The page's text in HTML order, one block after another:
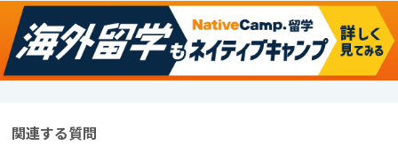
関連する質問